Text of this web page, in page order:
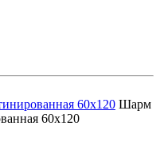
60x120 Шарм
60x120